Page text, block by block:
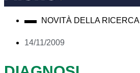
NOVITÀ DELLA RICERCA
14/11/2009